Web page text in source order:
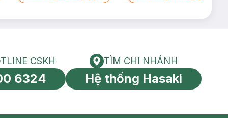
toàn cầu
HOTLINE CSKH
CSKH
6324
Tìm chi nhánh
TÌM CHI NHÁNH
Hệ thống Hasaki